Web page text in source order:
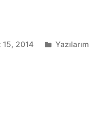
15, 2014 Kategori:
Yazılarım